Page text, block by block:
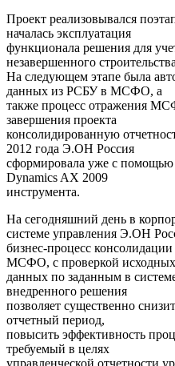
Проект реализовывался
началась эксплуатация
функционала решения для
незавершенного
На следующем этапе была
данных из РСБУ в МСФО, а
также процесс отражения
завершения проекта
консолидированную
2012 года Э.ОН Россия
сформировала уже с помощью
Dynamics AX 2009
инструмента.
На сегодняшний день в
системе управления Э.OН
бизнес-процесс
МСФО, с проверкой исходных
данных по заданным в
внедренного решения
позволяет существенно
отчетный период,
повысить эффективность
требуемый в целях